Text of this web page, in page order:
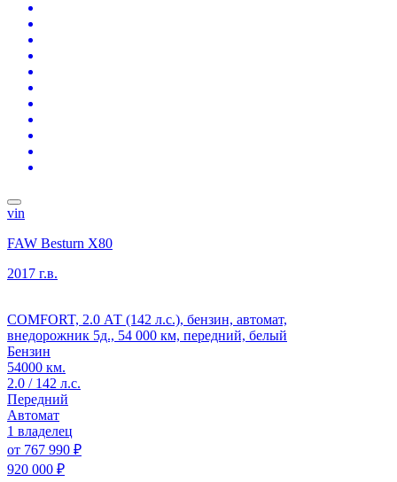
vin
FAW Besturn X80
2017 г.в.
COMFORT, 2.0 АТ (142 л.с.), бензин, автомат,
внедорожник 5д., 54 000 км, передний, белый
Бензин
54000 км.
2.0 / 142 л.с.
Передний
Автомат
1 владелец
от 767 990 ₽
920 000 ₽